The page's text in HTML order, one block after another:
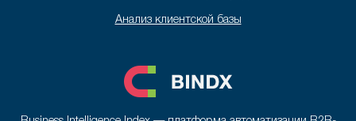
Анализ клиентской базы